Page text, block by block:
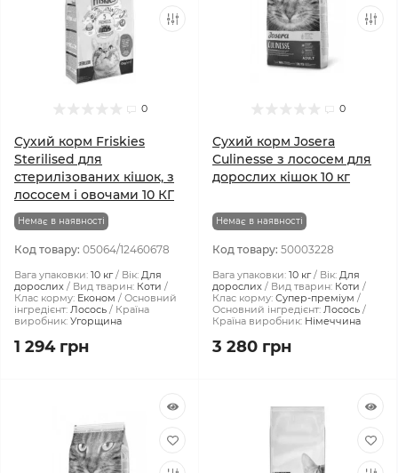
0
Сухий корм Friskies
Sterilised для
стерилізованих кішок, з
лососем і овочами 10 КГ
Немає в наявності
Код товару: 05064/12460678
Вага упаковки: 10 кг Вік: Для
дорослих
Вид тварин: Коти
Клас корму: Економ
Основний
інгредієнт: Лосось
Країна
виробник: Угорщина
1 294 грн
0
Сухий корм Josera
Culinesse з лососем для
дорослих кішок 10 кг
Немає в наявності
Код товару: 50003228
Вага упаковки: 10 кг Вік: Для
дорослих
Вид тварин: Коти
Клас корму: Супер-преміум
Основний інгредієнт: Лосось
Країна виробник: Німеччина
3 280 грн